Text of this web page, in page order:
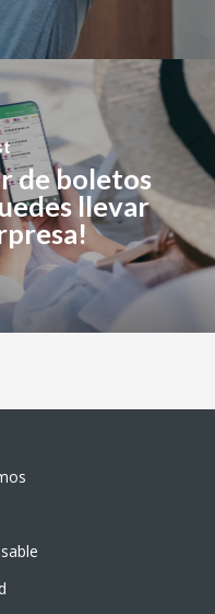
de boletos
llevar